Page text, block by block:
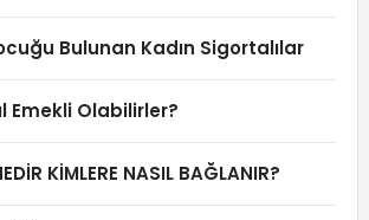
Bulunan Kadın Sigortalılar
Emekli Olabilirler?
KİMLERE NASIL BAĞLANIR?